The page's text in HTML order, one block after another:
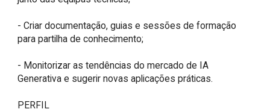
- Criar documentação, guias e sessões de formação
para partilha de conhecimento;
- Monitorizar as tendências do mercado de IA
Generativa e sugerir novas aplicações práticas.
PERFIL